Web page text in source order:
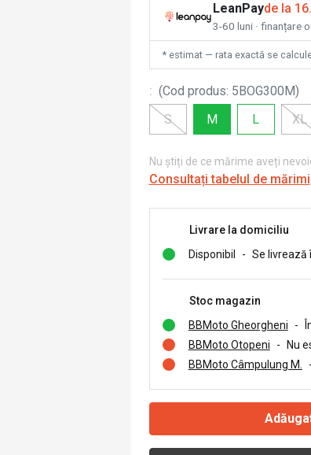
LeanPayde la
3-60 luni · finanțare
* estimat — rata exactă se
: (Cod produs: 5BOG300M)
S
M L XL
Nu știți de ce mărime aveți
Consultați tabelul de mărimi
Livrare la domiciliu
Disponibil
- Se livrează
Stoc magazin
BBMoto Gheorgheni
-
BBMoto Otopeni
-
Nu
BBMoto Câmpulung M.
-